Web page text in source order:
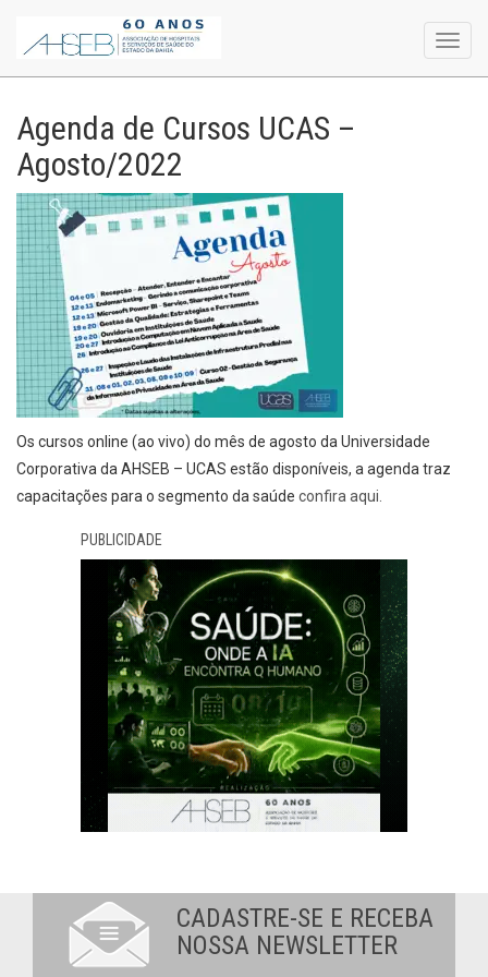
Agenda de Cursos UCAS –
Agosto/2022
Os cursos online (ao vivo) do mês de agosto da Universidade
Corporativa da AHSEB – UCAS estão disponíveis, a agenda traz
capacitações para o segmento da saúde confira aqui.
PUBLICIDADE
CADASTRE-SE E RECEBA
NOSSA NEWSLETTER